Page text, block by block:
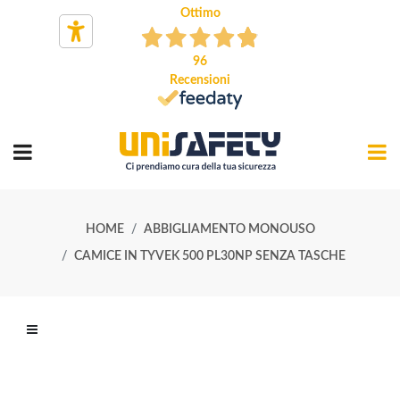
Ottimo
96
Recensioni
HOME ABBIGLIAMENTO MONOUSO
CAMICE IN TYVEK 500 PL30NP SENZA TASCHE